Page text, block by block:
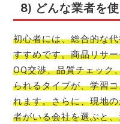
8) どんな業者を
初心者には、総合的な
すすめです。商品リサ
OQ交渉、品質チェック
られるタイプが、学習
れます。さらに、現地
者がいる会社を選ぶと